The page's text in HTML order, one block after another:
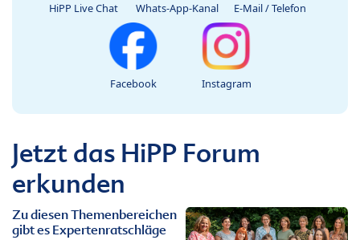
HiPP Live Chat Whats-App-Kanal E-Mail / Telefon
Facebook Instagram
Jetzt das HiPP Forum
erkunden
Zu diesen Themenbereichen
gibt es Expertenratschläge